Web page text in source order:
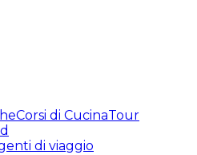
Corsi di CucinaTour
di viaggio